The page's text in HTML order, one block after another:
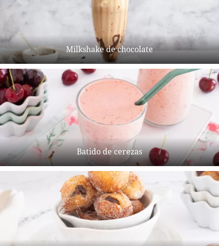
Milkshake de chocolate
Batido de cerezas